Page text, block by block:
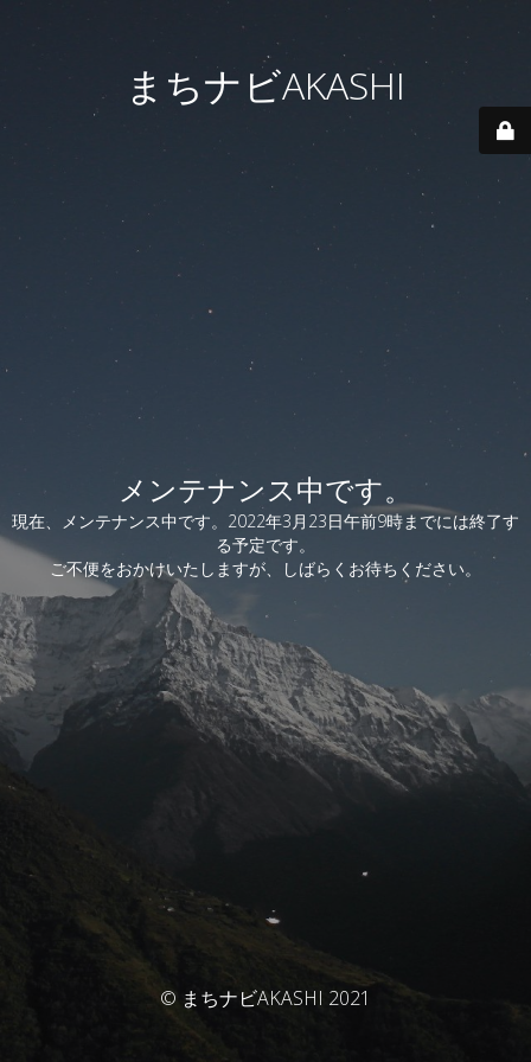
まちナビAKASHI
メンテナンス中です。
現在、メンテナンス中です。2022年3月23日午前9時までには終了す
る予定です。
ご不便をおかけいたしますが、しばらくお待ちください。
© まちナビAKASHI 2021